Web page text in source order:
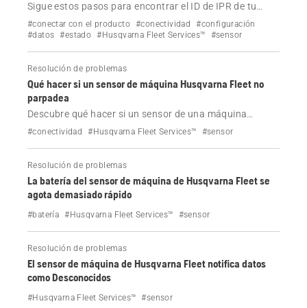
Sigue estos pasos para encontrar el ID de IPR de tu
sensor de máquina Husqvarna Fleet.
#conectar con el producto #conectividad
#configuración
#datos
#estado #Husqvarna Fleet Services™ #sensor
Resolución de problemas
Qué hacer si un sensor de máquina Husqvarna Fleet no
parpadea
Descubre qué hacer si un sensor de una máquina
Husqvarna Fleet no parpadea durante la instalación o la
#conectividad #Husqvarna Fleet Services™ #sensor
Resolución de problemas
La batería del sensor de máquina de Husqvarna Fleet se
agota demasiado rápido
#batería #Husqvarna Fleet Services™ #sensor
Resolución de problemas
El sensor de máquina de Husqvarna Fleet notifica datos
como Desconocidos
#Husqvarna Fleet Services™ #sensor